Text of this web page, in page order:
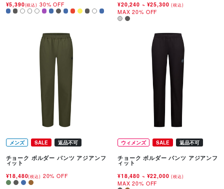
¥5,390(税込) 30% OFF
¥20,240 ~ ¥25,300(税込)
MAX 20% OFF
メンズ SALE 返品不可
チョーク ボルダー パンツ アジアンフ
ィット
¥18,480(税込) 20% OFF
ウィメンズ SALE 返品不可
チョーク ボルダー パンツ アジアンフ
ィット
¥18,480 ~ ¥22,000(税込)
MAX 20% OFF